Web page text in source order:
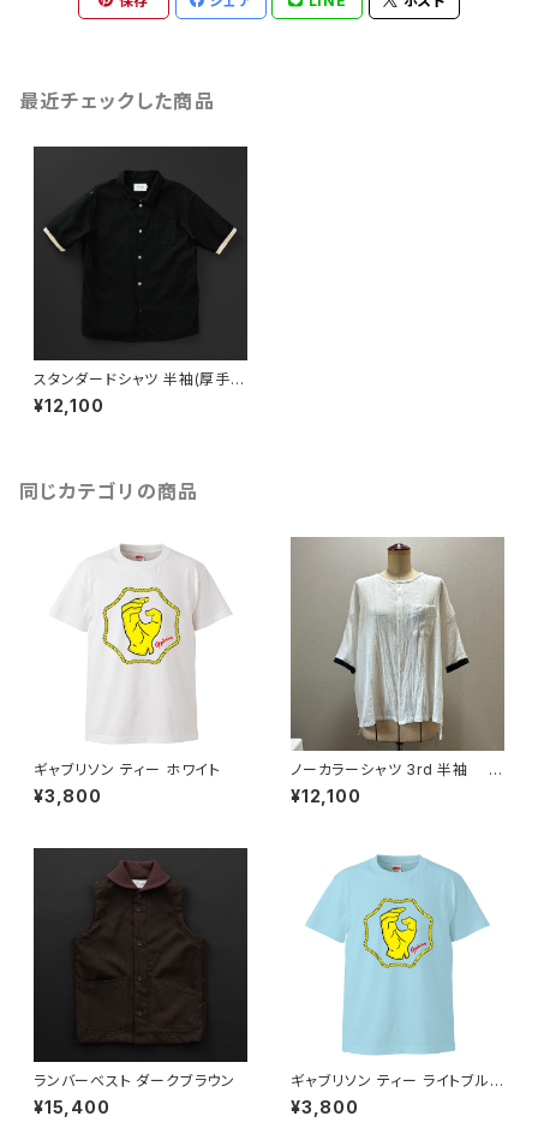
最近チェックした商品
スタンダードシャツ 半袖(厚手綿
麻) 黒×羊
¥12,100
同じカテゴリの商品
ギャブリソン ティー ホワイト
¥3,800
ノーカラーシャツ 3rd 半袖 白
×黒
¥12,100
ランバーベスト ダークブラウン
¥15,400
ギャブリソン ティー ライトブル
ー
¥3,800